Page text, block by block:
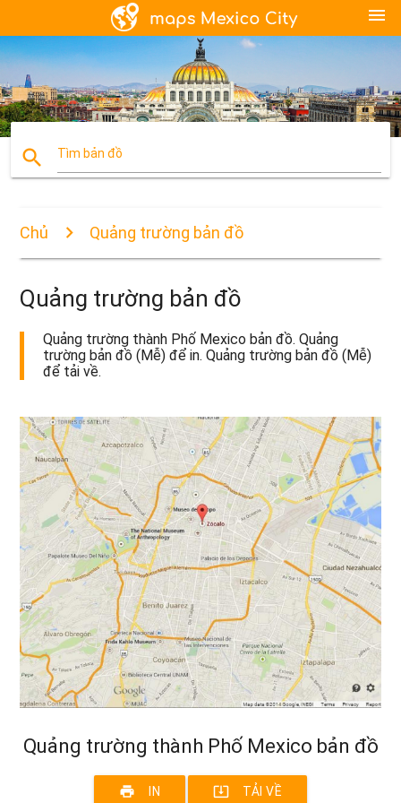
menu
search Tìm bản đồ
Chủ Quảng trường bản đồ
Quảng trường bản đồ
Quảng trường thành Phố Mexico bản đồ. Quảng
trường bản đồ (Mễ) để in. Quảng trường bản đồ (Mễ)
để tải về.
Quảng trường thành Phố Mexico bản đồ
print IN system_update_alt TẢI VỀ